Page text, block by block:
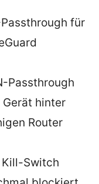
für
Passthrough
hinter
Router
Switch